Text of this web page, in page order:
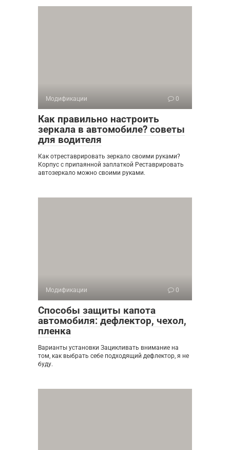
Модификации 0
Как правильно настроить
зеркала в автомобиле? советы
для водителя
Как отреставрировать зеркало своими руками?
Корпус с припаянной заплаткой Реставрировать
автозеркало можно своими руками.
Модификации 0
Способы защиты капота
автомобиля: дефлектор, чехол,
пленка
Варианты установки Зацикливать внимание на
том, как выбрать себе подходящий дефлектор, я не
буду.